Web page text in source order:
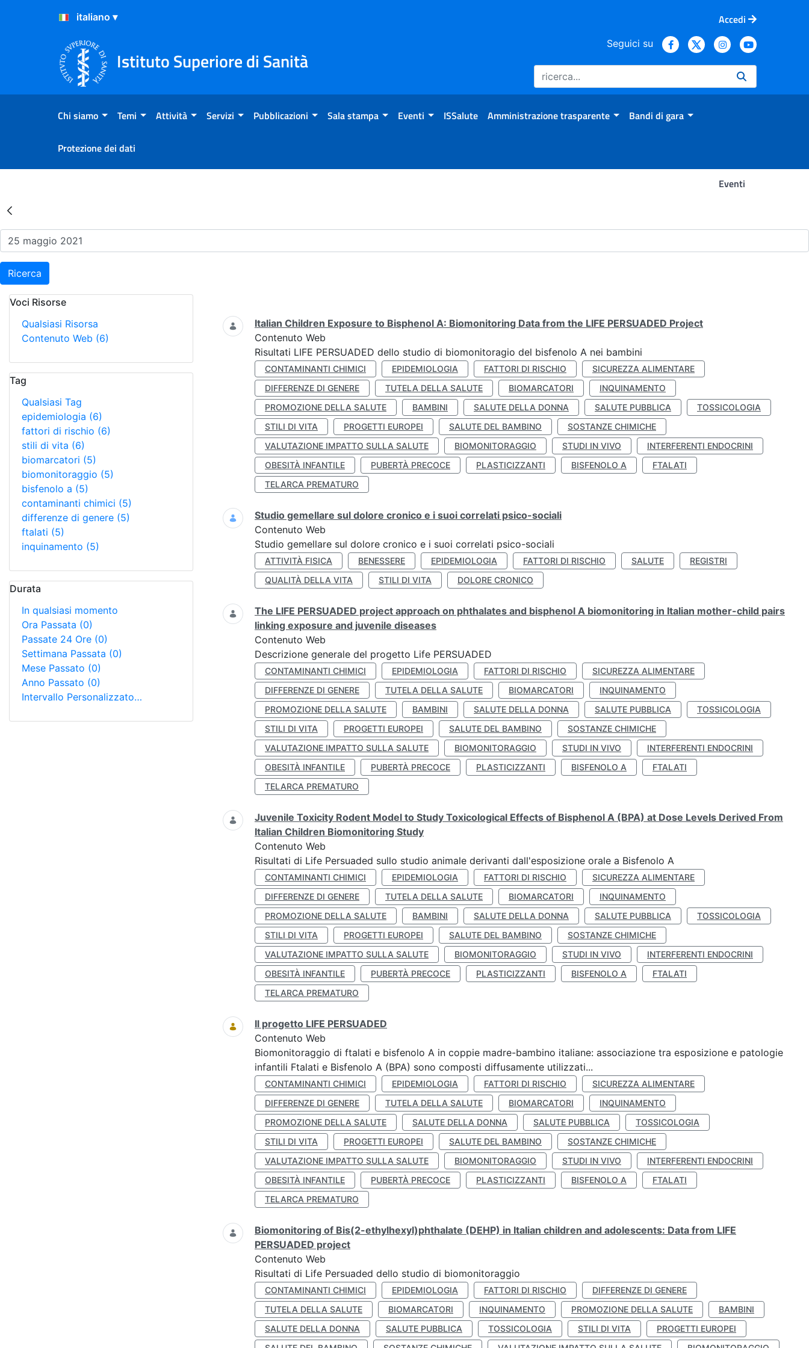
Salta al Contenuto
Salta al Footer
Accedi
Istituto Superiore di Sanità
Seguici su
Chi siamo Temi Attività Servizi Pubblicazioni Sala stampa Eventi ISSalute Amministrazione trasparente Bandi di gara
Protezione dei dati
Eventi
Risultati della Ricerca - Eventi
Ricerca
Voci Risorse
Qualsiasi Risorsa
Contenuto Web (6)
Tag
Qualsiasi Tag
epidemiologia (6)
fattori di rischio (6)
stili di vita (6)
biomarcatori (5)
biomonitoraggio (5)
bisfenolo a (5)
contaminanti chimici (5)
differenze di genere (5)
ftalati (5)
inquinamento (5)
Durata
In qualsiasi momento
Ora Passata (0)
Passate 24 Ore (0)
Settimana Passata (0)
Mese Passato (0)
Anno Passato (0)
Intervallo Personalizzato…
Ricerca
Italian Children Exposure to Bisphenol A: Biomonitoring Data from the LIFE PERSUADED Project
Contenuto Web
Risultati LIFE PERSUADED dello studio di biomonitoragio del bisfenolo A nei bambini
CONTAMINANTI CHIMICI EPIDEMIOLOGIA FATTORI DI RISCHIO
SICUREZZA ALIMENTARE
DIFFERENZE DI GENERE
TUTELA DELLA SALUTE BIOMARCATORI
INQUINAMENTO
PROMOZIONE DELLA SALUTE
BAMBINI SALUTE DELLA DONNA SALUTE PUBBLICA
TOSSICOLOGIA
STILI DI VITA
PROGETTI EUROPEI SALUTE DEL BAMBINO
SOSTANZE CHIMICHE
VALUTAZIONE IMPATTO SULLA SALUTE
BIOMONITORAGGIO STUDI IN VIVO
INTERFERENTI ENDOCRINI
OBESITÀ INFANTILE
PUBERTÀ PRECOCE PLASTICIZZANTI BISFENOLO A
FTALATI
TELARCA PREMATURO
Studio gemellare sul dolore cronico e i suoi correlati psico-sociali
Contenuto Web
Studio gemellare sul dolore cronico e i suoi correlati psico-sociali
ATTIVITÀ FISICA BENESSERE EPIDEMIOLOGIA FATTORI DI RISCHIO SALUTE
REGISTRI
QUALITÀ DELLA VITA
STILI DI VITA DOLORE CRONICO
The LIFE PERSUADED project approach on phthalates and bisphenol A biomonitoring in Italian mother-child pairs
linking exposure and juvenile diseases
Contenuto Web
Descrizione generale del progetto Life PERSUADED
CONTAMINANTI CHIMICI EPIDEMIOLOGIA FATTORI DI RISCHIO
SICUREZZA ALIMENTARE
DIFFERENZE DI GENERE
TUTELA DELLA SALUTE BIOMARCATORI
INQUINAMENTO
PROMOZIONE DELLA SALUTE
BAMBINI SALUTE DELLA DONNA SALUTE PUBBLICA
TOSSICOLOGIA
STILI DI VITA
PROGETTI EUROPEI SALUTE DEL BAMBINO
SOSTANZE CHIMICHE
VALUTAZIONE IMPATTO SULLA SALUTE
BIOMONITORAGGIO STUDI IN VIVO
INTERFERENTI ENDOCRINI
OBESITÀ INFANTILE
PUBERTÀ PRECOCE PLASTICIZZANTI BISFENOLO A
FTALATI
TELARCA PREMATURO
Juvenile Toxicity Rodent Model to Study Toxicological Effects of Bisphenol A (BPA) at Dose Levels Derived From
Italian Children Biomonitoring Study
Contenuto Web
Risultati di Life Persuaded sullo studio animale derivanti dall'esposizione orale a Bisfenolo A
CONTAMINANTI CHIMICI EPIDEMIOLOGIA FATTORI DI RISCHIO
SICUREZZA ALIMENTARE
DIFFERENZE DI GENERE
TUTELA DELLA SALUTE BIOMARCATORI
INQUINAMENTO
PROMOZIONE DELLA SALUTE
BAMBINI SALUTE DELLA DONNA SALUTE PUBBLICA
TOSSICOLOGIA
STILI DI VITA
PROGETTI EUROPEI SALUTE DEL BAMBINO
SOSTANZE CHIMICHE
VALUTAZIONE IMPATTO SULLA SALUTE
BIOMONITORAGGIO STUDI IN VIVO
INTERFERENTI ENDOCRINI
OBESITÀ INFANTILE
PUBERTÀ PRECOCE PLASTICIZZANTI BISFENOLO A
FTALATI
TELARCA PREMATURO
Il progetto LIFE PERSUADED
Contenuto Web
Biomonitoraggio di ftalati e bisfenolo A in coppie madre-bambino italiane: associazione tra esposizione e patologie
infantili Ftalati e Bisfenolo A (BPA) sono composti diffusamente utilizzati...
CONTAMINANTI CHIMICI EPIDEMIOLOGIA FATTORI DI RISCHIO
SICUREZZA ALIMENTARE
DIFFERENZE DI GENERE
TUTELA DELLA SALUTE BIOMARCATORI
INQUINAMENTO
PROMOZIONE DELLA SALUTE
SALUTE DELLA DONNA SALUTE PUBBLICA
TOSSICOLOGIA
STILI DI VITA
PROGETTI EUROPEI SALUTE DEL BAMBINO
SOSTANZE CHIMICHE
VALUTAZIONE IMPATTO SULLA SALUTE
BIOMONITORAGGIO STUDI IN VIVO
INTERFERENTI ENDOCRINI
OBESITÀ INFANTILE
PUBERTÀ PRECOCE PLASTICIZZANTI BISFENOLO A
FTALATI
TELARCA PREMATURO
Biomonitoring of Bis(2-ethylhexyl)phthalate (DEHP) in Italian children and adolescents: Data from LIFE
PERSUADED project
Contenuto Web
Risultati di Life Persuaded dello studio di biomonitoraggio
CONTAMINANTI CHIMICI EPIDEMIOLOGIA FATTORI DI RISCHIO
DIFFERENZE DI GENERE
TUTELA DELLA SALUTE
BIOMARCATORI INQUINAMENTO PROMOZIONE DELLA SALUTE
BAMBINI
SALUTE DELLA DONNA
SALUTE PUBBLICA TOSSICOLOGIA STILI DI VITA
PROGETTI EUROPEI